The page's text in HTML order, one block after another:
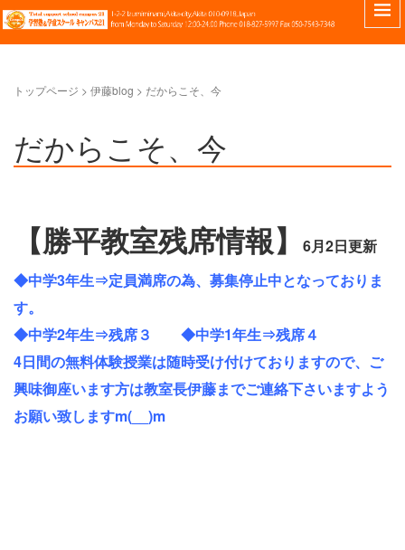
トップページ > 伊藤blog > だからこそ、今
だからこそ、今
【勝平教室残席情報】
6月2日更新
◆中学3年生⇒定員満席の為、募集停止中となっておりま
す。
◆中学2年生⇒残席３ ◆中学1年生⇒残席４
4日間の無料体験授業は随時受け付けておりますので、ご
興味御座います方は教室長伊藤までご連絡下さいますよう
お願い致しますm(__)m